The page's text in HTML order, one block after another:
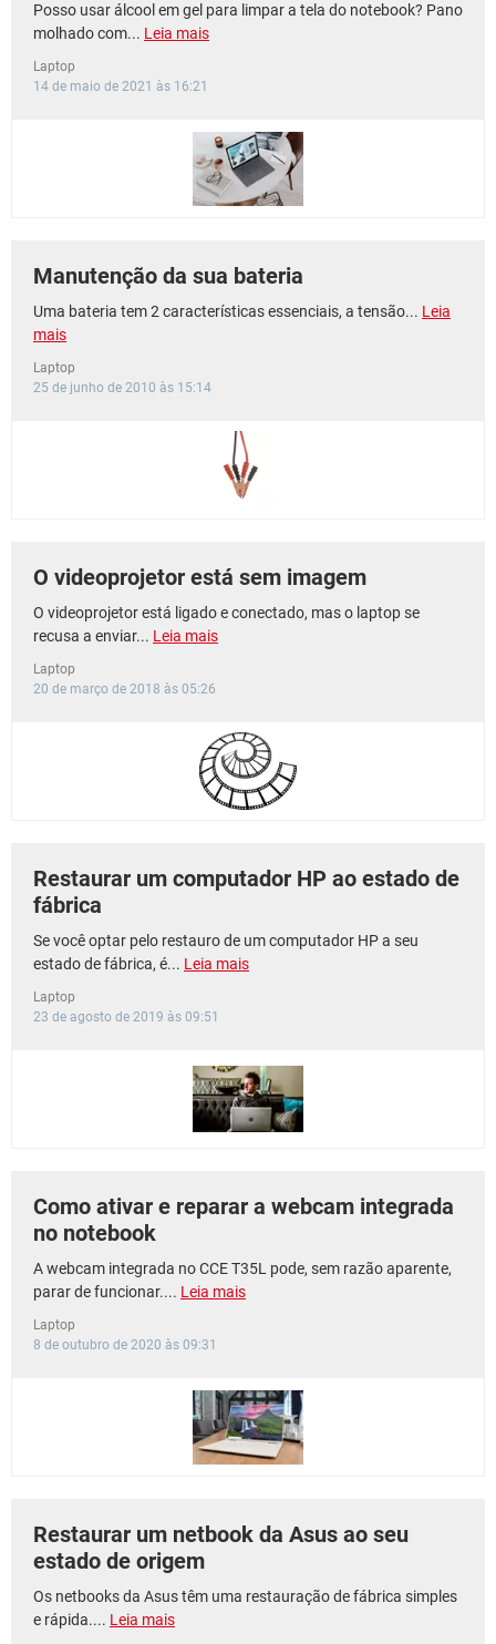
Posso usar álcool em gel para limpar a tela do notebook? Pano
molhado com... Leia mais
Laptop
14 de maio de 2021 às 16:21
Manutenção da sua bateria
Uma bateria tem 2 características essenciais, a tensão... Leia
mais
Laptop
25 de junho de 2010 às 15:14
O videoprojetor está sem imagem
O videoprojetor está ligado e conectado, mas o laptop se
recusa a enviar... Leia mais
Laptop
20 de março de 2018 às 05:26
Restaurar um computador HP ao estado de
fábrica
Se você optar pelo restauro de um computador HP a seu
estado de fábrica, é... Leia mais
Laptop
23 de agosto de 2019 às 09:51
Como ativar e reparar a webcam integrada
no notebook
A webcam integrada no CCE T35L pode, sem razão aparente,
parar de funcionar.... Leia mais
Laptop
8 de outubro de 2020 às 09:31
Restaurar um netbook da Asus ao seu
estado de origem
Os netbooks da Asus têm uma restauração de fábrica simples
e rápida.... Leia mais